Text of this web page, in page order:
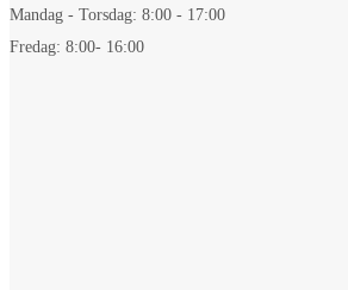
Mandag - Torsdag: 8:00 - 17:00
Fredag: 8:00- 16:00